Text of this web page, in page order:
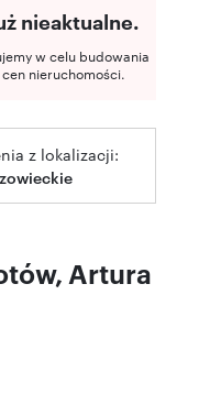
nieaktualne.
w celu budowania
nieruchomości.
z lokalizacji:
Artura